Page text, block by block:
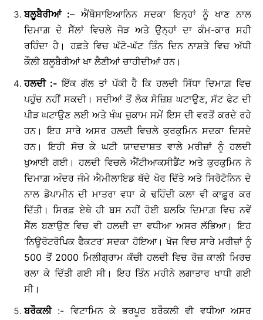
ਬਲੂਬੈਰੀਆਂ:– ਐਂਥੋਸਾਇਆਨਿਨ ਸਦਕਾ ਇਨ੍ਹਾਂ ਨੂੰ ਖਾਣ ਨਾਲ
ਦਿਮਾਗ਼ ਦੇ ਸੈੱਲਾਂ ਵਿਚਲੇ ਜੋੜ ਅਤੇ ਉਨ੍ਹਾਂ ਦਾ ਕੰਮ-ਕਾਰ ਸਹੀ
ਰਹਿੰਦਾ ਹੈ। ਹਫ਼ਤੇ ਵਿਚ ਘੱਟੋ-ਘੱਟ ਤਿੰਨ ਦਿਨ ਨਾਸ਼ਤੇ ਵਿਚ ਅੱਧੀ
ਕੌਲੀ ਬਲੂਬੈਰੀਆਂ ਖਾ ਲੈਣੀਆਂ ਚਾਹੀਦੀਆਂ ਹਨ।
ਹਲਦੀ:-ਇੱਕ ਗੱਲ ਤਾਂ ਪੱਕੀ ਹੈ ਕਿ ਹਲਦੀ ਸਿੱਧਾ ਦਿਮਾਗ਼ ਵਿਚ
ਪਹੁੰਚ ਨਹੀਂ ਸਕਦੀ। ਸਦੀਆਂ ਤੋਂ ਲੋਕ ਸੋਜ਼ਿਸ਼ ਘਟਾਉਣ, ਸੱਟ ਫੇਟ ਦੀ
ਪੀੜ ਘਟਾਉਣ ਲਈ ਅਤੇ ਖੰਘ ਜ਼ੁਕਾਮ ਸਮੇਂ ਇਸ ਦੀ ਵਰਤੋਂ ਕਰਦੇ ਰਹੇ
ਹਨ। ਇਹ ਸਾਰੇ ਅਸਰ ਹਲਦੀ ਵਿਚਲੇ ਕੁਰਕੁਮਿਨ ਸਦਕਾ ਦਿਸਦੇ
ਹਨ। ਇਹੀ ਸੋਚ ਕੇ ਘਟੀ ਯਾਦਦਾਸ਼ਤ ਵਾਲੇ ਮਰੀਜ਼ਾਂ ਨੂੰ ਹਲਦੀ
ਖੁਆਈ ਗਈ। ਹਲਦੀ ਵਿਚਲੇ ਐਂਟੀਆਕਸੀਡੈਂਟ ਅਤੇ ਕੁਰਕੁਮਿਨ ਨੇ
ਦਿਮਾਗ਼ ਅੰਦਰ ਜੰਮੇ ਐਮੀਲਾਇਡ ਥੱਦੇ ਖੋਰ ਦਿੱਤੇ ਅਤੇ ਸਿਰੋਟੋਨਿਨ ਦੇ
ਨਾਲ ਡੋਪਾਮੀਨ ਦੀ ਮਾਤਰਾ ਵਧਾ ਕੇ ਢਹਿੰਦੀ ਕਲਾ ਵੀ ਕਾਫ਼ੂਰ ਕਰ
ਦਿੱਤੀ। ਸਿਰਫ਼ ਏਥੇ ਹੀ ਬਸ ਨਹੀਂ ਹੋਈ ਬਲਕਿ ਦਿਮਾਗ਼ ਵਿਚ ਨਵੇਂ
ਸੈੱਲ ਬਣਾਉਣ ਵਿਚ ਵੀ ਹਲਦੀ ਦਾ ਵਧੀਆ ਅਸਰ ਲੱਭਿਆ। ਇਹ
‘ਨਿਊਰੋਟਰੋਪਿਕ ਫੈਕਟਰ’ ਸਦਕਾ ਹੋਇਆ। ਖੋਜ ਵਿਚ ਸਾਰੇ ਮਰੀਜ਼ਾਂ ਨੂੰ
500 ਤੋਂ 2000 ਮਿਲੀਗ੍ਰਾਮ ਕੱਚੀ ਹਲਦੀ ਵਿਚ ਰੋਜ਼ ਕਾਲੀ ਮਿਰਚ
ਰਲਾ ਕੇ ਦਿੱਤੀ ਗਈ ਸੀ। ਇਹ ਤਿੰਨ ਮਹੀਨੇ ਲਗਾਤਾਰ ਖਾਧੀ ਗਈ
ਸੀ।
ਬਰੌਕਲੀ:- ਵਿਟਾਮਿਨ ਕੇ ਭਰਪੂਰ ਬਰੌਕਲੀ ਵੀ ਵਧੀਆ ਅਸਰ